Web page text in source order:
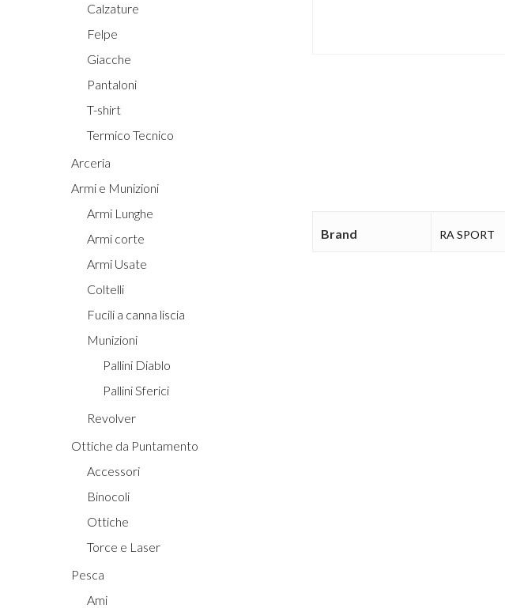
Calzature
Felpe
Giacche
Pantaloni
T-shirt
Termico Tecnico
Arceria
Armi e Munizioni
Armi Lunghe
Armi corte
Armi Usate
Coltelli
Fucili a canna liscia
Munizioni
Pallini Diablo
Pallini Sferici
Revolver
Ottiche da Puntamento
Accessori
Binocoli
Ottiche
Torce e Laser
Pesca
Ami
Brand RA SPORT